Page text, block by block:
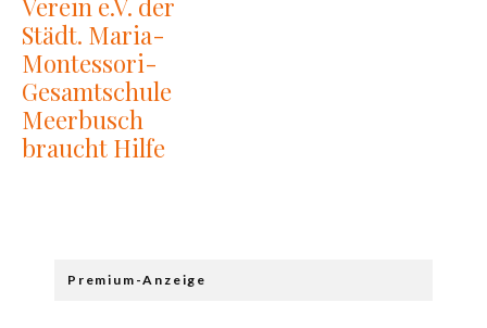
Verein e.V. der
Städt. Maria-
Montessori-
Gesamtschule
Meerbusch
braucht Hilfe
Premium-Anzeige